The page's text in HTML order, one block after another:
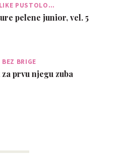
PUSTOLO…
pelene junior, vel. 5
BRIGE
prvu njegu zuba